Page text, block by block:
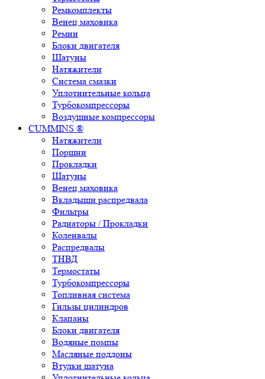
Ремкомплекты
Венец маховика
Ремни
Блоки двигателя
Шатуны
Натяжители
Система смазки
Уплотнительные кольца
Турбокомпрессоры
Воздушные компрессоры
CUMMINS ®
Натяжители
Поршни
Прокладки
Шатуны
Венец маховика
Вкладыши распредвала
Фильтры
Радиаторы / Прокладки
Коленвалы
Распредвалы
ТНВД
Термостаты
Турбокомпрессоры
Топливная система
Гильзы цилиндров
Клапаны
Блоки двигателя
Водяные помпы
Масляные поддоны
Втулки шатуна